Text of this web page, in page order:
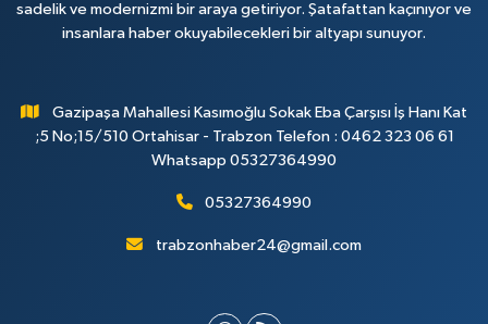
sadelik ve modernizmi bir araya getiriyor. Şatafattan kaçınıyor ve
insanlara haber okuyabilecekleri bir altyapı sunuyor.
Gazipaşa Mahallesi Kasımoğlu Sokak Eba Çarşısı İş Hanı Kat
;5 No;15/510 Ortahisar - Trabzon Telefon : 0462 323 06 61
Whatsapp 05327364990
05327364990
trabzonhaber24@gmail.com